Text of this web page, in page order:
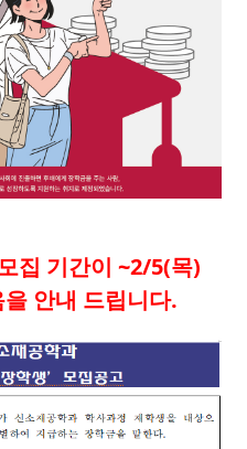
집 기간이 ~2/5(목)
안내 드립니다.